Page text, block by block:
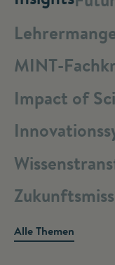
MINT-
Impact of
Alle Themen